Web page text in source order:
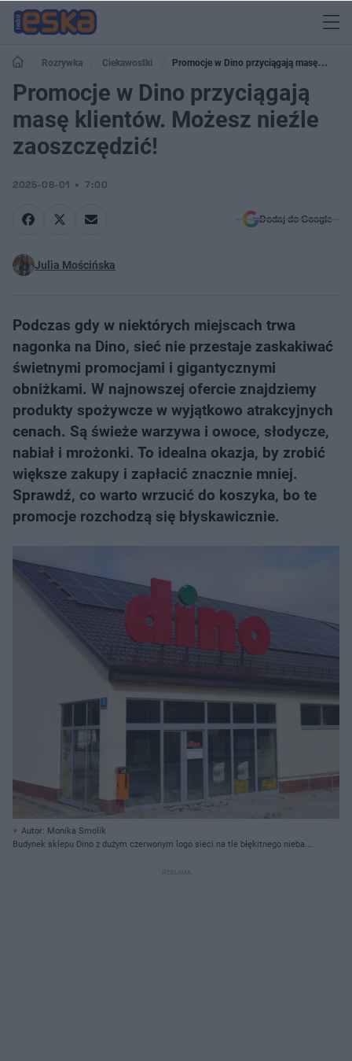
Rozrywka Ciekawostki
Promocje w Dino przyciągają masę
klientów. Możesz nieźle zaoszczędzić!
Promocje w Dino przyciągają
masę klientów. Możesz nieźle
zaoszczędzić!
2025-08-01 7:00
Dodaj do Google
Julia Mościńska
Podczas gdy w niektórych miejscach trwa
nagonka na Dino, sieć nie przestaje zaskakiwać
świetnymi promocjami i gigantycznymi
obniżkami. W najnowszej ofercie znajdziemy
produkty spożywcze w wyjątkowo atrakcyjnych
cenach. Są świeże warzywa i owoce, słodycze,
nabiał i mrożonki. To idealna okazja, by zrobić
większe zakupy i zapłacić znacznie mniej.
Sprawdź, co warto wrzucić do koszyka, bo te
promocje rozchodzą się błyskawicznie.
Autor: Monika Smolik
Budynek sklepu Dino z dużym czerwonym logo sieci na tle błękitnego nieba.
z napisem "Dino zapraszamy". Wokół wejścia leżą liście, co widać na portalu